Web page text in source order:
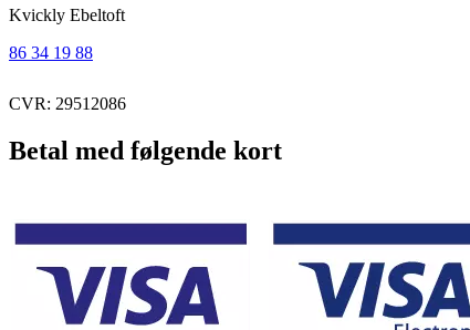
Kvickly Ebeltoft
86 34 19 88
CVR: 29512086
Betal med følgende kort